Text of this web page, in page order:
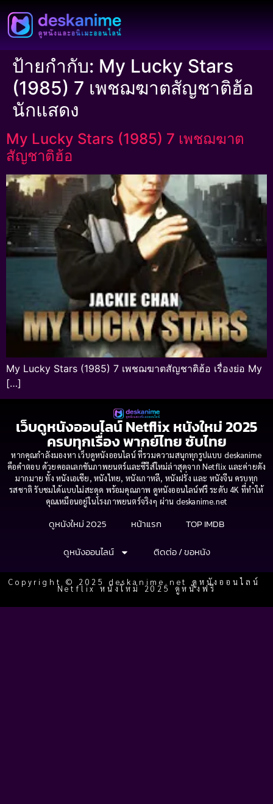
ป้ายกำกับ: My Lucky Stars
(1985) 7 เพชฌฆาตสัญชาติฮ้อ
นักแสดง
My Lucky Stars (1985) 7 เพชฌฆาต
สัญชาติฮ้อ
My Lucky Stars (1985) 7 เพชฌฆาตสัญชาติฮ้อ เรื่องย่อ My
[…]
เว็บดูหนังออนไลน์ Netflix หนังใหม่ 2025
ครบทุกเรื่อง พากย์ไทย ซับไทย
หากคุณกำลังมองหา เว็บดูหนังออนไลน์ ที่รวมความสนุกทุกรูปแบบ deskanime
คือคำตอบ ด้วยคอลเลกชันภาพยนตร์และซีรีส์ใหม่ล่าสุดจาก Netflix และค่ายดัง
มากมาย ทั้ง หนังเอเชีย, หนังไทย, หนังเกาหลี, หนังฝรั่ง และ หนังจีน ครบทุก
รสชาติ รับชมได้แบบไม่สะดุด พร้อมคุณภาพ ดูหนังออนไลน์ฟรี ระดับ 4K ที่ทำให้
คุณเหมือนอยู่ในโรงภาพยนตร์จริงๆ ผ่าน deskanime.net
ดูหนังใหม่ 2025 หน้าแรก
TOP IMDB
ดูหนังออนไลน์
ติดต่อ / ขอหนัง
Copyright © 2025 deskanime.net ดูหนังออนไลน์
Netflix หนังใหม่ 2025 ดูหนังฟรี